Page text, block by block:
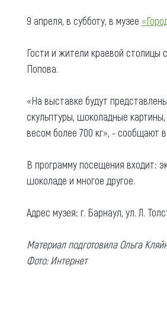
края
9 апреля, в субботу, в музее
Гости и жители краевой
Попова.
«На выставке будут
скульптуры, шоколадные
весом более 700 кг», - сообщают
В программу посещения входит:
шоколаде и многое другое.
Адрес музея: г. Барнаул, ул. Л.
Материал подготовила Ольга
Фото: Интернет